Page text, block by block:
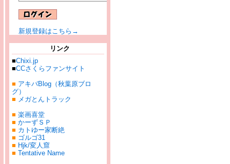
新規登録はこちら→
リンク
■Chixi.jp
■CCさくらファンサイト
■ アキバBlog（秋葉原ブロ
グ）
■ メガとんトラック
■ 楽画喜堂
■ かーずＳＰ
■ カトゆー家断絶
■ ゴルゴ31
■ Hjk/変人窟
■ Tentative Name